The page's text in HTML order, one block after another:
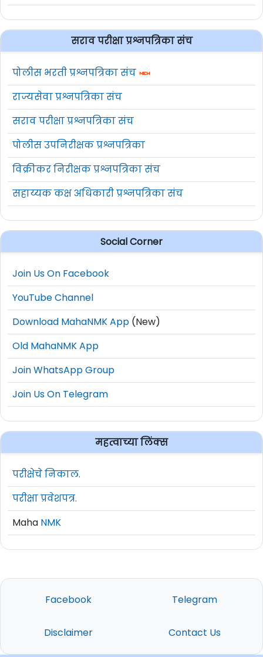
सराव परीक्षा प्रश्नपत्रिका संच
पोलीस भरती प्रश्नपत्रिका संच
राज्यसेवा प्रश्नपत्रिका संच
सराव परीक्षा प्रश्नपत्रिका संच
पोलीस उपनिरीक्षक प्रश्नपत्रिका
विक्रीकर निरीक्षक प्रश्नपत्रिका संच
सहाय्यक कक्ष अधिकारी प्रश्नपत्रिका संच
Social Corner
Join Us On Facebook
YouTube Channel
Download MahaNMK App (New)
Old MahaNMK App
Join WhatsApp Group
Join Us On Telegram
महत्वाच्या लिंक्स
परीक्षेचे निकाल.
परीक्षा प्रवेशपत्र.
Maha NMK
Facebook Telegram
Disclaimer Contact Us